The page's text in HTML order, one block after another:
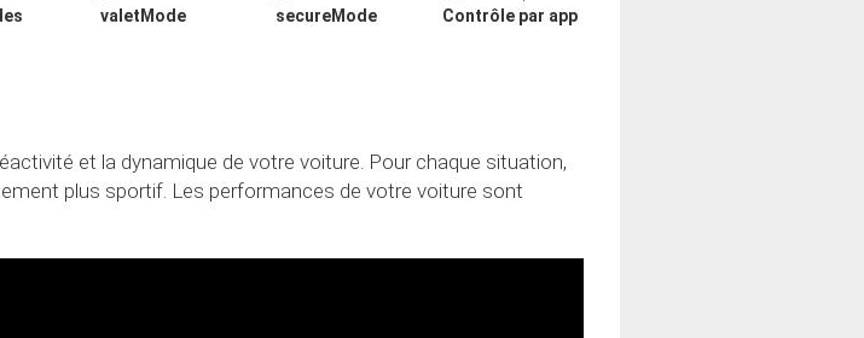
valetMode secureMode Contrôle par app
et la dynamique de votre voiture. Pour chaque situation,
plus sportif. Les performances de votre voiture sont